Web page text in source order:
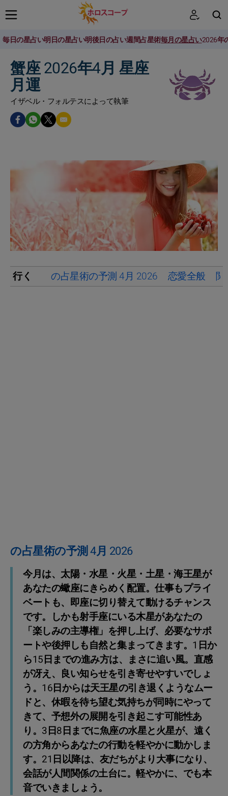
毎日の星占い明日の星占い明後日の占い週間占星術毎月の星占い2026年
蟹座 2026年4月 星座
月運
イザベル・フォルテスによって執筆
行く の占星術の予測 4月 2026 恋愛全般 関
の占星術の予測 4月 2026
今月は、太陽・水星・火星・土星・海王星が
あなたの蠍座にきらめく配置。仕事もプライ
ベートも、即座に切り替えて動けるチャンス
です。しかも射手座にいる木星があなたの
「楽しみの主導権」を押し上げ、必要なサポ
ートや後押しも自然と集まってきます。1日か
ら15日までの進み方は、まさに追い風。直感
が冴え、良い知らせを引き寄せやすいでしょ
う。16日からは天王星の引き退くようなムー
ドと、休暇を待ち望む気持ちが同時にやって
きて、予想外の展開を引き起こす可能性あ
り。3日8日までに魚座の水星と火星が、遠く
の方角からあなたの行動を軽やかに動かしま
す。21日以降は、友だちがより大事になり、
会話が人間関係の土台に。軽やかに、でも本
音でいきましょう。